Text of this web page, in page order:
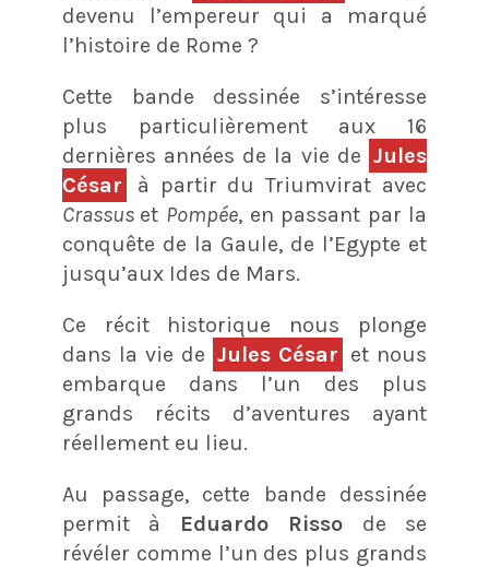
devenu l’empereur qui a marqué
l’histoire de Rome ?
Cette bande dessinée s’intéresse
plus particulièrement aux 16
dernières années de la vie de Jules
César
à partir du Triumvirat avec
Crassus et Pompée, en passant par la
conquête de la Gaule, de l’Egypte et
jusqu’aux Ides de Mars.
Ce récit historique nous plonge
dans la vie de Jules César et nous
embarque dans l’un des plus
grands récits d’aventures ayant
réellement eu lieu.
Au passage, cette bande dessinée
permit à Eduardo Rissode se
révéler comme l’un des plus grands